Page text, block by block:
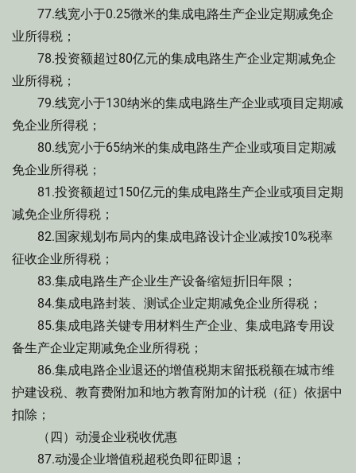
77.线宽小于0.25微米的集成电路生产企业定期减免企
业所得税；
78.投资额超过80亿元的集成电路生产企业定期减免企
业所得税；
79.线宽小于130纳米的集成电路生产企业或项目定期减
免企业所得税；
80.线宽小于65纳米的集成电路生产企业或项目定期减
免企业所得税；
81.投资额超过150亿元的集成电路生产企业或项目定期
减免企业所得税；
82.国家规划布局内的集成电路设计企业减按10%税率
征收企业所得税；
83.集成电路生产企业生产设备缩短折旧年限；
84.集成电路封装、测试企业定期减免企业所得税；
85.集成电路关键专用材料生产企业、集成电路专用设
备生产企业定期减免企业所得税；
86.集成电路企业退还的增值税期末留抵税额在城市维
护建设税、教育费附加和地方教育附加的计税（征）依据中
扣除；
（四）动漫企业税收优惠
87.动漫企业增值税超税负即征即退；